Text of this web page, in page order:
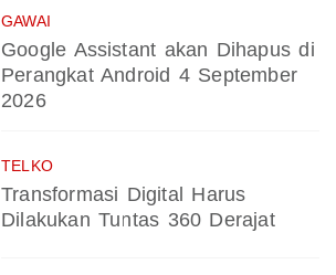
GAWAI
Google Assistant akan Dihapus di
Perangkat Android 4 September
2026
TELKO
Transformasi Digital Harus
Dilakukan Tuntas 360 Derajat